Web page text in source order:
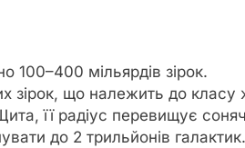
мільярдів зірок.
зірок, що належить до класу
її радіус перевищує
до 2 трильйонів галактик.